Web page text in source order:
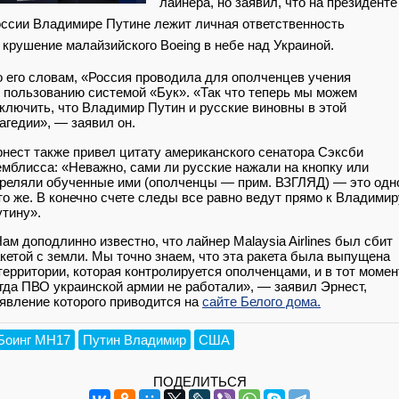
Владимире Путине лежит личная ответственность
крушение малайзийского Boeing в небе над Украиной.
его словам, «Россия проводила для ополченцев учения
пользованию системой «Бук». «Так что теперь мы можем
что Владимир Путин и русские виновны в этой
— заявил он.
также привел цитату американского сенатора Сэксби
«Неважно, сами ли русские нажали на кнопку или
обученные ими (ополченцы — прим. ВЗГЛЯД) — это
же. В конечно счете следы все равно ведут прямо к
доподлинно известно, что лайнер Malaysia Airlines был сбит
с земли. Мы точно знаем, что эта ракета была выпущена
которая контролируется ополченцами, и в тот
ПВО украинской армии не работали», — заявил Эрнест,
которого приводится на сайте Белого дома.
MH17 Путин Владимир США
ПОДЕЛИТЬСЯ